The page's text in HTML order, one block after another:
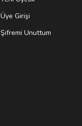
Üye Girişi
Şifremi Unuttum